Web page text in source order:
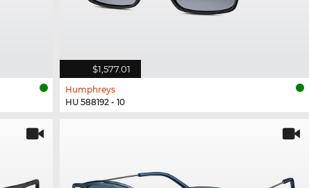
$1,577.01
Humphreys
HU 588192 - 10